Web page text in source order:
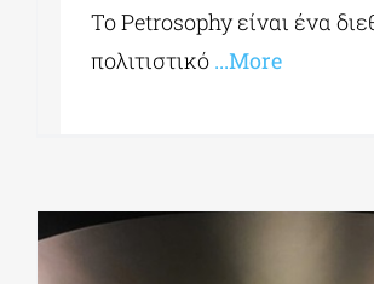
Το Petrosophy είναι ένα
πολιτιστικό ...More